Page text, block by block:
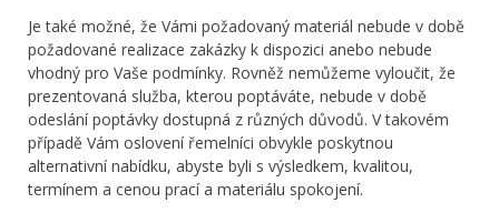
Je také možné, že Vámi požadovaný materiál nebude v době
požadované realizace zakázky k dispozici anebo nebude
vhodný pro Vaše podmínky. Rovněž nemůžeme vyloučit, že
prezentovaná služba, kterou poptáváte, nebude v době
odeslání poptávky dostupná z různých důvodů. V takovém
případě Vám oslovení řemelníci obvykle poskytnou
alternativní nabídku, abyste byli s výsledkem, kvalitou,
termínem a cenou prací a materiálu spokojení.